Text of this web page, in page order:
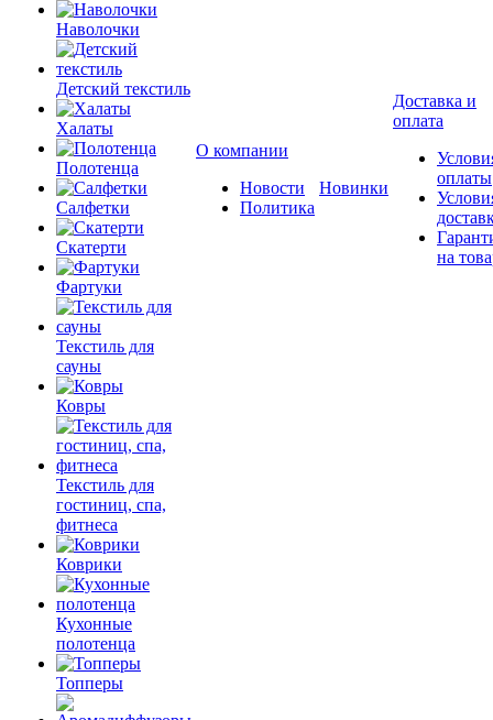
Наволочки
Детский текстиль
Халаты
Полотенца
Салфетки
Скатерти
Фартуки
Текстиль для
сауны
Ковры
Текстиль для
гостиниц, спа,
фитнеса
Коврики
Кухонные
полотенца
Топперы
О компании
Новости
Политика
Новинки
Доставка и
оплата
оплаты
на